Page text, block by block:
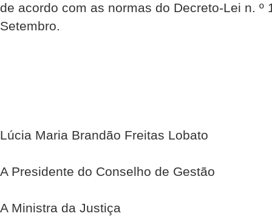
de acordo com as normas do Decreto-Lei n. º
Setembro.
Lúcia Maria Brandão Freitas Lobato
A Presidente do Conselho de Gestão
A Ministra da Justiça